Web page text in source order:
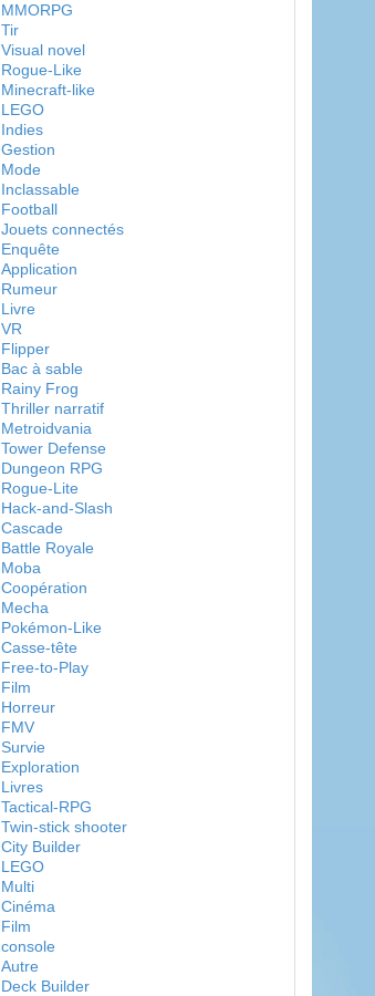
MMORPG
Tir
Visual novel
Rogue-Like
Minecraft-like
LEGO
Indies
Gestion
Mode
Inclassable
Football
Jouets connectés
Enquête
Application
Rumeur
Livre
VR
Flipper
Bac à sable
Rainy Frog
Thriller narratif
Metroidvania
Tower Defense
Dungeon RPG
Rogue-Lite
Hack-and-Slash
Cascade
Battle Royale
Moba
Coopération
Mecha
Pokémon-Like
Casse-tête
Free-to-Play
Film
Horreur
FMV
Survie
Exploration
Livres
Tactical-RPG
Twin-stick shooter
City Builder
LEGO
Multi
Cinéma
Film
console
Autre
Deck Builder